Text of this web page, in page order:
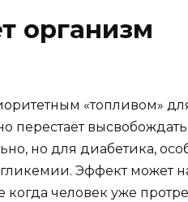
организм
«топливом»
перестаёт
но для диабетика,
Эффект может
человек уже